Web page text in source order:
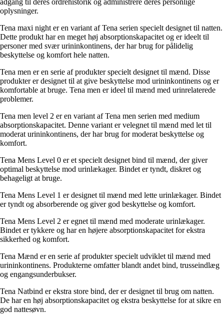
oplysninger.
Tena maxi night er en variant af Tena serien specielt designet til natten.
Dette produkt har en meget høj absorptionskapacitet og er ideelt til
personer med svær urininkontinens, der har brug for pålidelig
beskyttelse og komfort hele natten.
Tena men er en serie af produkter specielt designet til mænd. Disse
produkter er designet til at give beskyttelse mod urininkontinens og er
komfortable at bruge. Tena men er ideel til mænd med urinrelaterede
problemer.
Tena men level 2 er en variant af Tena men serien med medium
absorptionskapacitet. Denne variant er velegnet til mænd med let til
moderat urininkontinens, der har brug for moderat beskyttelse og
komfort.
Tena Mens Level 0 er et specielt designet bind til mænd, der giver
optimal beskyttelse mod urinlækager. Bindet er tyndt, diskret og
behageligt at bruge.
Tena Mens Level 1 er designet til mænd med lette urinlækager. Bindet
er tyndt og absorberende og giver god beskyttelse og komfort.
Tena Mens Level 2 er egnet til mænd med moderate urinlækager.
Bindet er tykkere og har en højere absorptionskapacitet for ekstra
sikkerhed og komfort.
Tena Mænd er en serie af produkter specielt udviklet til mænd med
urininkontinens. Produkterne omfatter blandt andet bind, trusseindlæg
og engangsunderbukser.
Tena Natbind er ekstra store bind, der er designet til brug om natten.
De har en høj absorptionskapacitet og ekstra beskyttelse for at sikre en
god nattesøvn.